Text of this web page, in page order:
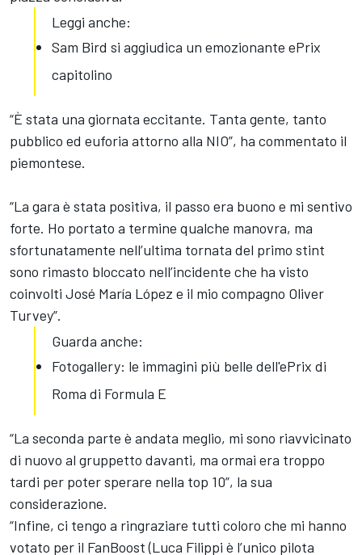
Leggi anche:
Sam Bird si aggiudica un emozionante ePrix
capitolino
“È stata una giornata eccitante. Tanta gente, tanto
pubblico ed euforia attorno alla NIO”, ha commentato il
piemontese.
“La gara è stata positiva, il passo era buono e mi sentivo
forte. Ho portato a termine qualche manovra, ma
sfortunatamente nell’ultima tornata del primo stint
sono rimasto bloccato nell’incidente che ha visto
coinvolti José María López e il mio compagno Oliver
Turvey”.
Guarda anche:
Fotogallery: le immagini più belle dell'ePrix di
Roma di Formula E
“La seconda parte è andata meglio, mi sono riavvicinato
di nuovo al gruppetto davanti, ma ormai era troppo
tardi per poter sperare nella top 10”, la sua
considerazione.
“Infine, ci tengo a ringraziare tutti coloro che mi hanno
votato per il FanBoost (Luca Filippi è l’unico pilota